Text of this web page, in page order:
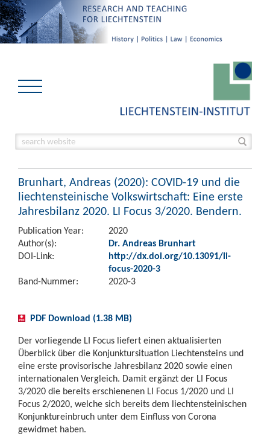
Brunhart, Andreas (2020): COVID-19 und die
liechtensteinische Volkswirtschaft: Eine erste
Jahresbilanz 2020. LI Focus 3/2020. Bendern.
Publication Year:
2020
Author(s):
Dr. Andreas Brunhart
DOI-Link:
http://dx.doi.org/10.13091/li-
focus-2020-3
Band-Nummer:
2020-3
PDF Download (1.38 MB)
Der vorliegende LI Focus liefert einen aktualisierten
Überblick über die Konjunktursituation Liechtensteins und
eine erste provisorische Jahresbilanz 2020 sowie einen
internationalen Vergleich. Damit ergänzt der LI Focus
3/2020 die bereits erschienenen LI Focus 1/2020 und LI
Focus 2/2020, welche sich bereits dem liechtensteinischen
Konjunktureinbruch unter dem Einfluss von Corona
gewidmet haben.